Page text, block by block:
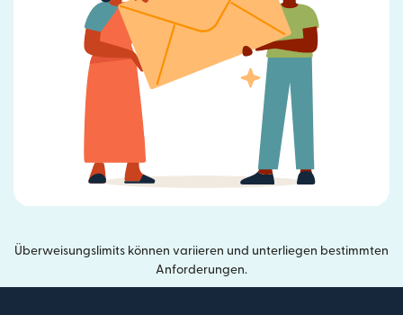
Überweisungslimits können variieren und unterliegen bestimmten
Anforderungen.